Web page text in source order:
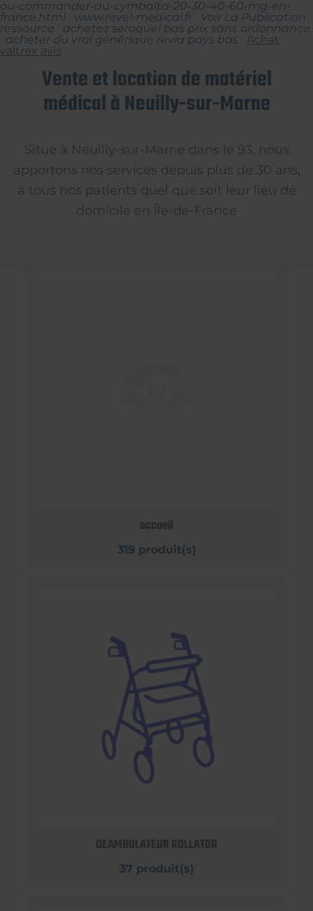
ou-commander-du-cymbalta-20-30-40-60-mg-en-
france.html
www.revel-medical.fr
Voir La Publication
ressource
achetez seroquel bas prix sans ordonnance
acheter du vrai générique revia pays bas
Achat
valtrex avis
Vente et location de matériel
médical à Neuilly-sur-Marne
Situé à Neuilly-sur-Marne dans le 93, nous
apportons nos services depuis plus de 30 ans,
à tous nos patients quel que soit leur lieu de
domicile en Île-de-France
accueil
319 produit(s)
DEAMBULATEUR ROLLATOR
37 produit(s)